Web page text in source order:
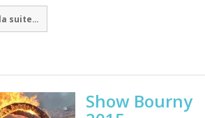
suite...
Show Bourny